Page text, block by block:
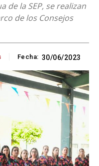
de la SEP, se realizan
de los Consejos
Fecha: 30/06/2023